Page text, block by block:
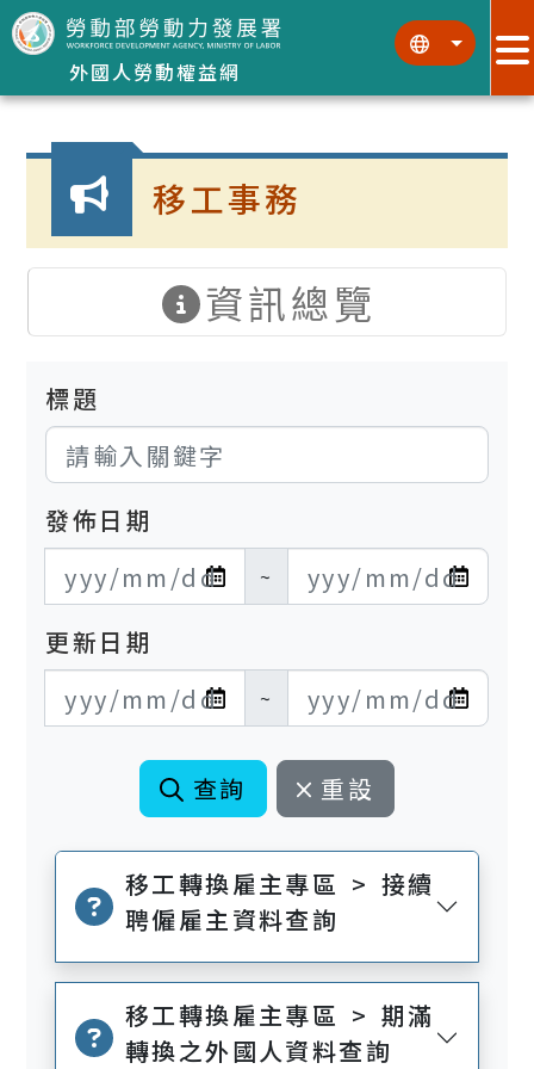
跳到主要內容區塊
外國人勞動權益網
::: :::
:::
移工事務
資訊總覽
標題
發佈日期
發布日期開始
~
發布日期結束
更新日期
更新日期開始
~
更新日期結束
查詢 重設
移工轉換雇主專區 > 接續
聘僱雇主資料查詢
移工轉換雇主專區 > 期滿
轉換之外國人資料查詢